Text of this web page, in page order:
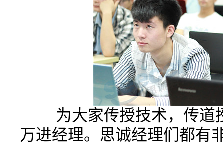
为大家传授技术，传
万进经理。思诚经理们都有